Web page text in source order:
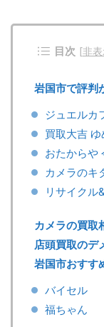
目次 [非
岩国市で評判
ジュエルカ
買取大吉
おたからや
カメラのキ
リサイクル
カメラの買取
店頭買取のデ
岩国市おすす
バイセル
福ちゃん